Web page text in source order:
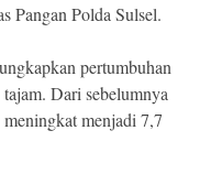
Pangan Polda Sulsel.
pertumbuhan
Dari sebelumnya
menjadi 7,7